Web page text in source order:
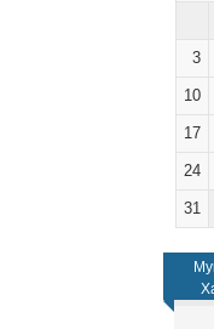
3
10
17
24
31